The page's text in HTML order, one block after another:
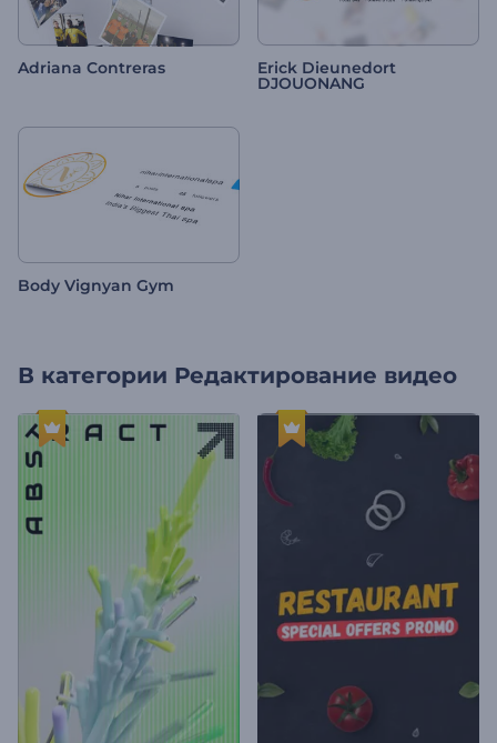
Adriana Contreras Erick Dieunedort
DJOUONANG
Body Vignyan Gym
В категории Редактирование видео